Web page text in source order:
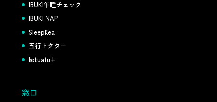
IBUKI午睡チェック
IBUKI NAP
SleepKea
五行ドクター
ketuatu+
窓口